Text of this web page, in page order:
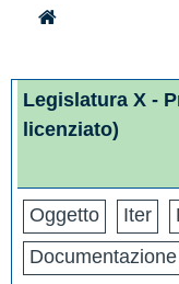
Legislatura X -
licenziato)
Oggetto Iter
Documentazione